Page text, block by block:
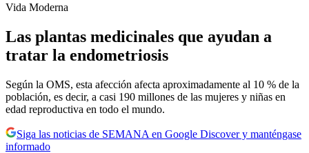
Vida Moderna
Las plantas medicinales que ayudan a
tratar la endometriosis
Según la OMS, esta afección afecta aproximadamente al 10 % de la
población, es decir, a casi 190 millones de las mujeres y niñas en
edad reproductiva en todo el mundo.
Siga las noticias de SEMANA en Google Discover y manténgase
informado